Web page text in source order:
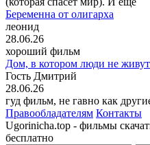
Беременна от олигарха
леонид
28.06.26
хороший фильм
Дом, в котором люди не живут
Гость Дмитрий
28.06.26
гуд фильм, не гавно как
Правообладателям Контакты
Ugorinicha.top - фильмы
бесплатно